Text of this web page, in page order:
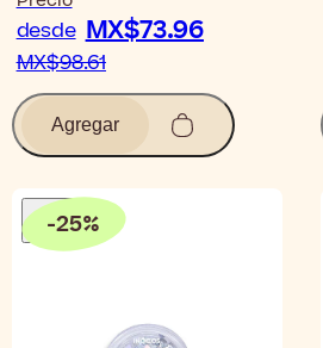
desde MX$73.96
MX$98.61
Agregar
-25%